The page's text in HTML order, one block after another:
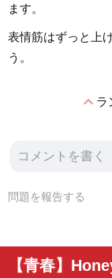
ます。
表情筋はずっと上
う。
expand_lessラ
問題を報告する
【青春】